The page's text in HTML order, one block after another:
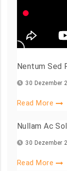
Nentum Sed
30 Dezember
Read More
Nullam Ac
30 Dezember
Read More